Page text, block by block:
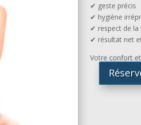
✔ geste précis
✔ hygiène
✔ respect de la
✔ résultat net
Votre confort